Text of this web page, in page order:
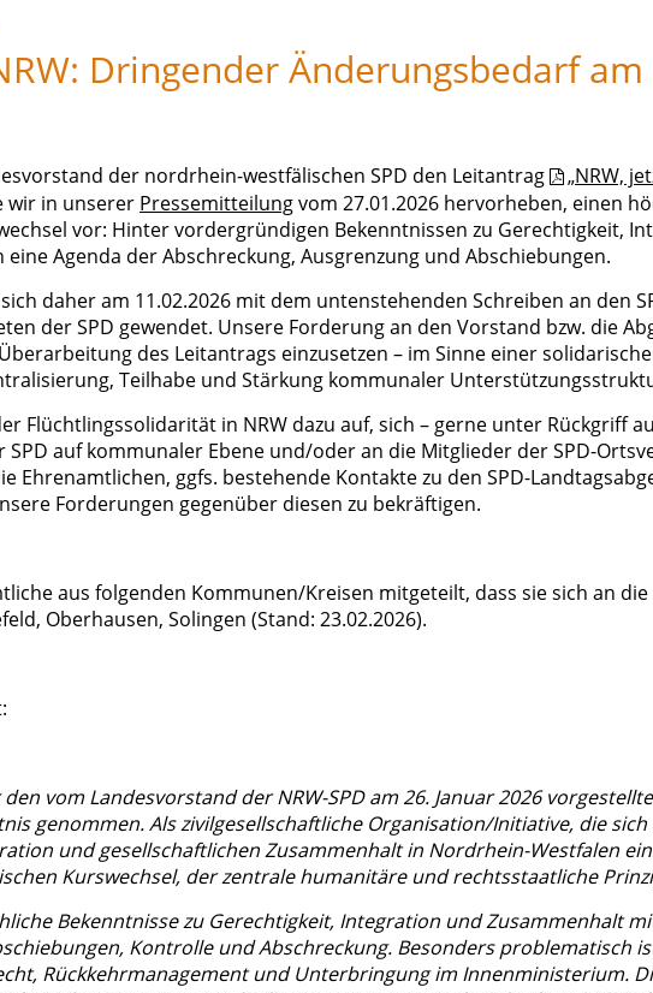
Dringender Änderungsbedarf
der nordrhein-westfälischen SPD den Leitantrag
„NRW,
wir in unserer Pressemitteilungvom 27.01.2026 hervorheben, einen
vor: Hinter vordergründigen Bekenntnissen zu Gerechtigkeit,
Agenda der Abschreckung, Ausgrenzung und Abschiebungen.
daher am 11.02.2026 mit dem untenstehenden Schreiben an den
der SPD gewendet. Unsere Forderung an den Vorstand bzw. die
des Leitantrags einzusetzen – im Sinne einer
Teilhabe und Stärkung kommunaler
Flüchtlingssolidarität in NRW dazu auf, sich – gerne unter Rückgriff
auf kommunaler Ebene und/oder an die Mitglieder der SPD-
Ehrenamtlichen, ggfs. bestehende Kontakte zu den SPD-
Forderungen gegenüber diesen zu bekräftigen.
aus folgenden Kommunen/Kreisen mitgeteilt, dass sie sich an die
Oberhausen, Solingen (Stand: 23.02.2026).
vom Landesvorstand der NRW-SPD am 26. Januar 2026
genommen. Als zivilgesellschaftliche Organisation/Initiative, die
und gesellschaftlichen Zusammenhalt in Nordrhein-Westfalen
Kurswechsel, der zentrale humanitäre und rechtsstaatliche
Bekenntnisse zu Gerechtigkeit, Integration und Zusammenhalt
Kontrolle und Abschreckung. Besonders problematisch
Rückkehrmanagement und Unterbringung im Innenministerium.